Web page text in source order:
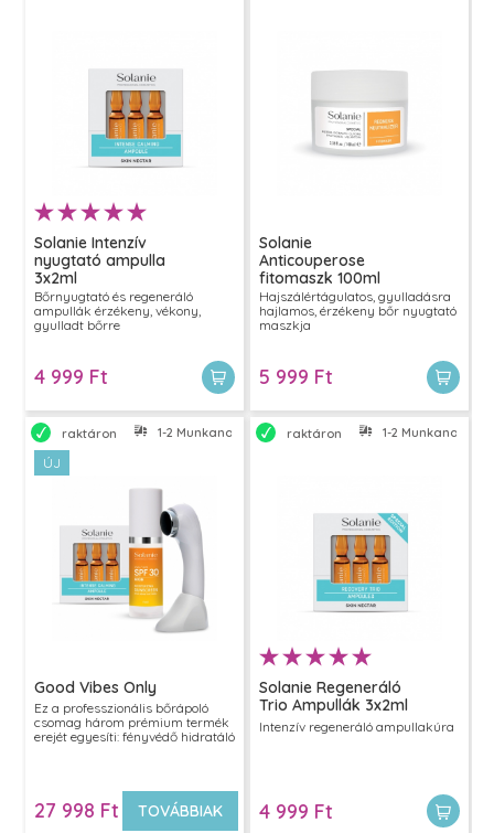
Solanie Intenzív
nyugtató ampulla
3x2ml
Bőrnyugtató és regeneráló
ampullák érzékeny, vékony,
gyulladt bőrre
4 999 Ft
Solanie
Anticouperose
fitomaszk 100ml
Hajszálértágulatos, gyulladásra
hajlamos, érzékeny bőr nyugtató
maszkja
5 999 Ft
raktáron 1-2 Munkanapon belül szállítjuk
ÚJ
Good Vibes Only
Ez a professzionális bőrápoló
csomag három prémium termék
erejét egyesíti: fényvédő hidratáló
bejuttatásához. A hármas
kombináció látványosan feszesíti,
nyugtatja és megújítja a bőrt,
27 998 Ft TOVÁBBIAK
raktáron 1-2 Munkanapon
Solanie Regeneráló
Trio Ampullák 3x2ml
Intenzív regeneráló ampullakúra
4 999 Ft